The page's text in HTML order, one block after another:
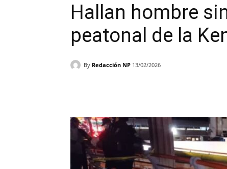
Hallan hombre
peatonal de la
By Redacción NP 13/02/2026